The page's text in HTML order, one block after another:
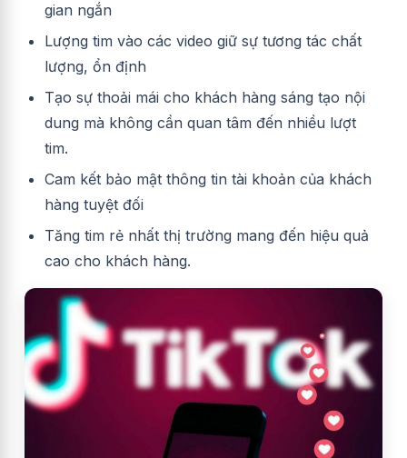
gian ngắn
Lượng tim vào các video giữ sự tương tác chất
lượng, ổn định
Tạo sự thoải mái cho khách hàng sáng tạo nội
dung mà không cần quan tâm đến nhiều lượt
tim.
Cam kết bảo mật thông tin tài khoản của khách
hàng tuyệt đối
Tăng tim rẻ nhất thị trường mang đến hiệu quả
cao cho khách hàng.